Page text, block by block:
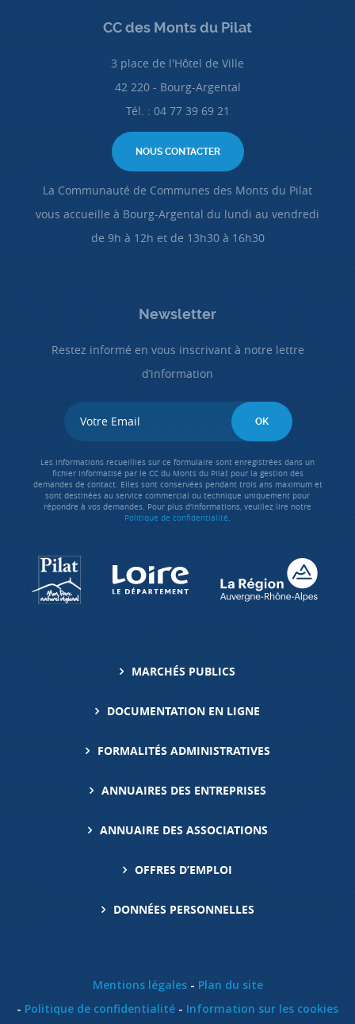
CC des Monts du Pilat
3 place de l'Hôtel de Ville
42 220 - Bourg-Argental
Tél. : 04 77 39 69 21
NOUS CONTACTER
La Communauté de Communes des Monts du Pilat
vous accueille à Bourg-Argental du lundi au vendredi
de 9h à 12h et de 13h30 à 16h30
Newsletter
Restez informé en vous inscrivant à notre lettre
d’information
Les informations recueillies sur ce formulaire sont enregistrées dans un
fichier informatisé par le CC du Monts du Pilat pour la gestion des
demandes de contact. Elles sont conservées pendant trois ans maximum et
sont destinées au service commercial ou technique uniquement pour
répondre à vos demandes. Pour plus d'informations, veuillez lire notre
Politique de confidentialité.
MARCHÉS PUBLICS
DOCUMENTATION EN LIGNE
FORMALITÉS ADMINISTRATIVES
ANNUAIRES DES ENTREPRISES
ANNUAIRE DES ASSOCIATIONS
OFFRES D’EMPLOI
DONNÉES PERSONNELLES
Mentions légales
Plan du site
Politique de confidentialité
Information sur les cookies